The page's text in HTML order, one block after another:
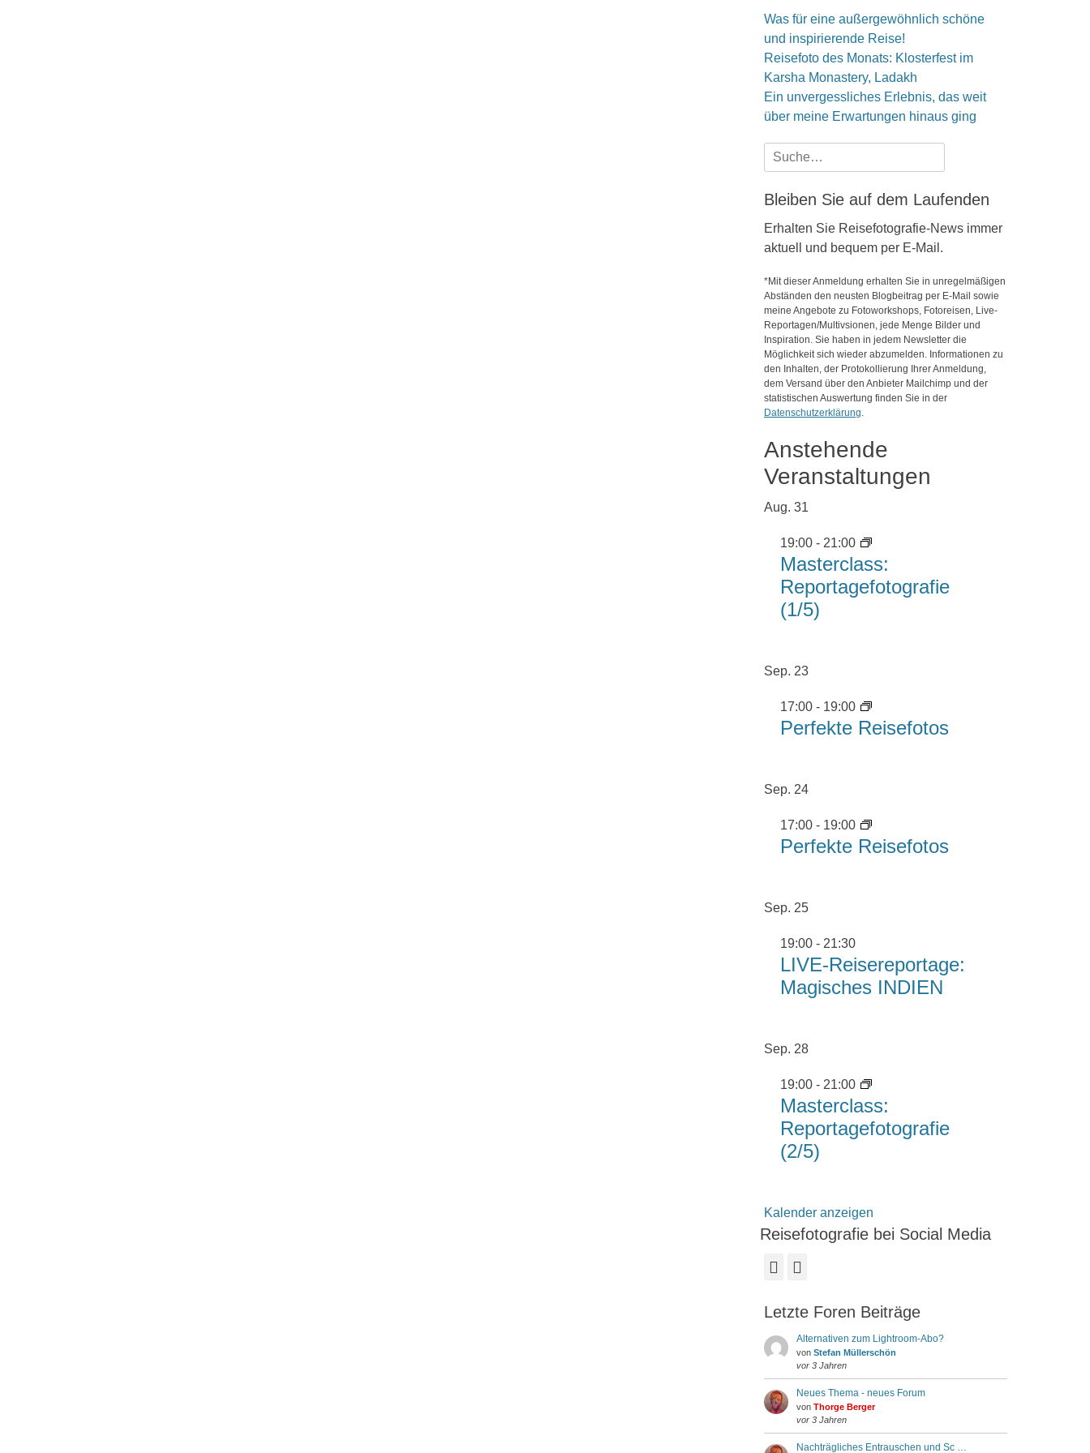
Was für eine außergewöhnlich schöne
und inspirierende Reise!
Reisefoto des Monats: Klosterfest im
Karsha Monastery, Ladakh
Ein unvergessliches Erlebnis, das weit
über meine Erwartungen hinaus ging
Suche
nach:
Bleiben Sie auf dem Laufenden
Erhalten Sie Reisefotografie-News immer
aktuell und bequem per E-Mail.
*Mit dieser Anmeldung erhalten Sie in unregelmäßigen
Abständen den neusten Blogbeitrag per E-Mail sowie
meine Angebote zu Fotoworkshops, Fotoreisen, Live-
Reportagen/Multivsionen, jede Menge Bilder und
Inspiration. Sie haben in jedem Newsletter die
Möglichkeit sich wieder abzumelden. Informationen zu
den Inhalten, der Protokollierung Ihrer Anmeldung,
dem Versand über den Anbieter Mailchimp und der
statistischen Auswertung finden Sie in der
Datenschutzerklärung.
Anstehende
Veranstaltungen
Aug. 31
19:00 - 21:00
Masterclass:
Reportagefotografie
(1/5)
Sep. 23
17:00 - 19:00
Perfekte Reisefotos
Sep. 24
17:00 - 19:00
Perfekte Reisefotos
Sep. 25
19:00 - 21:30
LIVE-Reisereportage:
Magisches INDIEN
Sep. 28
19:00 - 21:00
Masterclass:
Reportagefotografie
(2/5)
Kalender anzeigen
Reisefotografie bei Social Media
Facebook
Letzte Foren Beiträge
Alternativen zum Lightroom-Abo?
von Stefan Müllerschön
vor 3 Jahren
Neues Thema - neues Forum
von Thorge Berger
vor 3 Jahren
Nachträgliches Entrauschen und Sc …